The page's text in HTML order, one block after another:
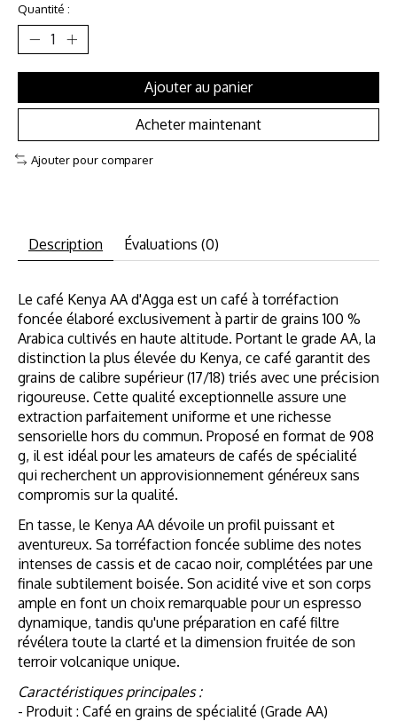
Quantité :
Ajouter au panier
Acheter maintenant
Ajouter pour comparer
Description Évaluations (0)
Le café Kenya AA d'Agga est un café à torréfaction
foncée élaboré exclusivement à partir de grains 100 %
Arabica cultivés en haute altitude. Portant le grade AA, la
distinction la plus élevée du Kenya, ce café garantit des
grains de calibre supérieur (17/18) triés avec une précision
rigoureuse. Cette qualité exceptionnelle assure une
extraction parfaitement uniforme et une richesse
sensorielle hors du commun. Proposé en format de 908
g, il est idéal pour les amateurs de cafés de spécialité
qui recherchent un approvisionnement généreux sans
compromis sur la qualité.
En tasse, le Kenya AA dévoile un profil puissant et
aventureux. Sa torréfaction foncée sublime des notes
intenses de cassis et de cacao noir, complétées par une
finale subtilement boisée. Son acidité vive et son corps
ample en font un choix remarquable pour un espresso
dynamique, tandis qu'une préparation en café filtre
révélera toute la clarté et la dimension fruitée de son
terroir volcanique unique.
Caractéristiques principales :
- Produit : Café en grains de spécialité (Grade AA)